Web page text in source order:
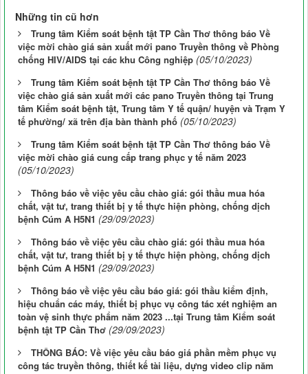
Những tin cũ hơn
Trung tâm Kiểm soát bệnh tật TP Cần Thơ thông báo Về
việc mời chào giá sản xuất mới pano Truyền thông về Phòng
chống HIV/AIDS tại các khu Công nghiệp (05/10/2023)
Trung tâm Kiểm soát bệnh tật TP Cần Thơ thông báo Về
việc chào giá sản xuất mới các pano Truyền thông tại Trung
tâm Kiểm soát bệnh tật, Trung tâm Y tế quận/ huyện và Trạm Y
tế phường/ xã trên địa bàn thành phố (05/10/2023)
Trung tâm Kiểm soát bệnh tật TP Cần Thơ thông báo Về
việc mời chào giá cung cấp trang phục y tế năm 2023
(05/10/2023)
Thông báo về việc yêu cầu chào giá: gói thầu mua hóa
chất, vật tư, trang thiết bị y tế thực hiện phòng, chống dịch
bệnh Cúm A H5N1 (29/09/2023)
Thông báo về việc yêu cầu chào giá: gói thầu mua hóa
chất, vật tư, trang thiết bị y tế thực hiện phòng, chống dịch
bệnh Cúm A H5N1 (29/09/2023)
Thông báo về việc yêu cầu báo giá: gói thầu kiểm định,
hiệu chuẩn các máy, thiết bị phục vụ công tác xét nghiệm an
toàn vệ sinh thực phẩm năm 2023 ...tại Trung tâm Kiểm soát
bệnh tật TP Cần Thơ (29/09/2023)
THÔNG BÁO: Về việc yêu cầu báo giá phần mềm phục vụ
công tác truyền thông, thiết kế tài liệu, dựng video clip năm